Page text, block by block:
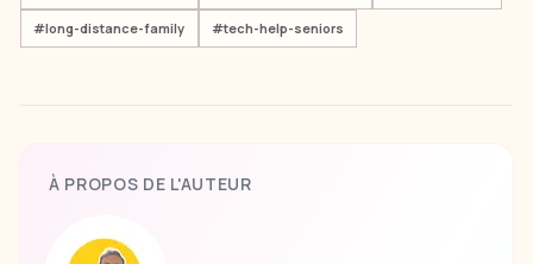
#long-distance-family #tech-help-seniors
À PROPOS DE L'AUTEUR